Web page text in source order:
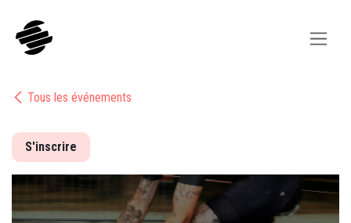
Tous les événements
S'inscrire